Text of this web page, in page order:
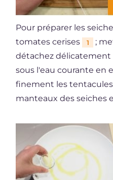
Pour préparer les
tomates cerises
1
;
détachez
sous l'eau courante en
finement les
manteaux des seiches